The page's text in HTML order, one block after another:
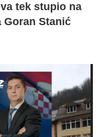
tek stupio na
Stanić